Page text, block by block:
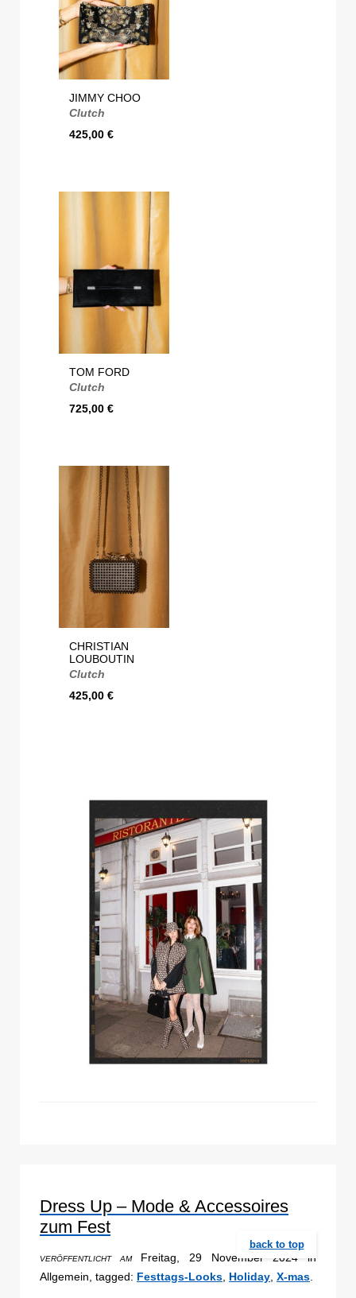
back to top
JIMMY CHOO
Clutch
425,00 €
TOM FORD
Clutch
725,00 €
CHRISTIAN
LOUBOUTIN
Clutch
425,00 €
Dress Up – Mode & Accessoires
zum Fest
VERÖFFENTLICHT AMFreitag, 29 November 2024 in
Allgemein, tagged: Festtags-Looks, Holiday, X-mas.